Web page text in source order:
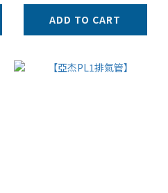
ADD TO CART